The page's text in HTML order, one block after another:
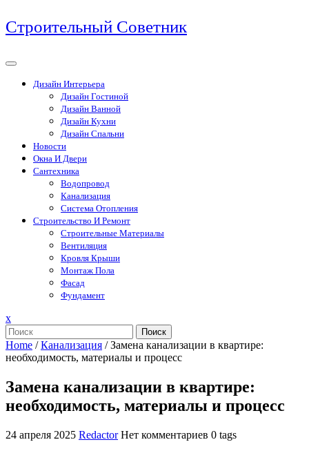
Перейти
к
Строительный Советник
Дизайн Интерьера
Дизайн Гостиной
Дизайн Ванной
Дизайн Кухни
Дизайн Спальни
Новости
Окна И Двери
Сантехника
Водопровод
Канализация
Система Отопления
Строительство И Ремонт
Строительные Материалы
Вентиляция
Кровля Крыши
Монтаж Пола
Фасад
Фундамент
xЗакрыть
меню
Поиск
Home /Канализация /Замена канализации в квартире:
необходимость, материалы и процесс
Замена канализации в квартире:
необходимость, материалы и процесс
24 апреля 2025 Redactor Нет комментариев 0 tags